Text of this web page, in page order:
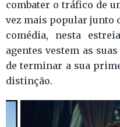
combater o tráfico de
vez mais popular junto
comédia, nesta
agentes vestem as
de terminar a sua
distinção.